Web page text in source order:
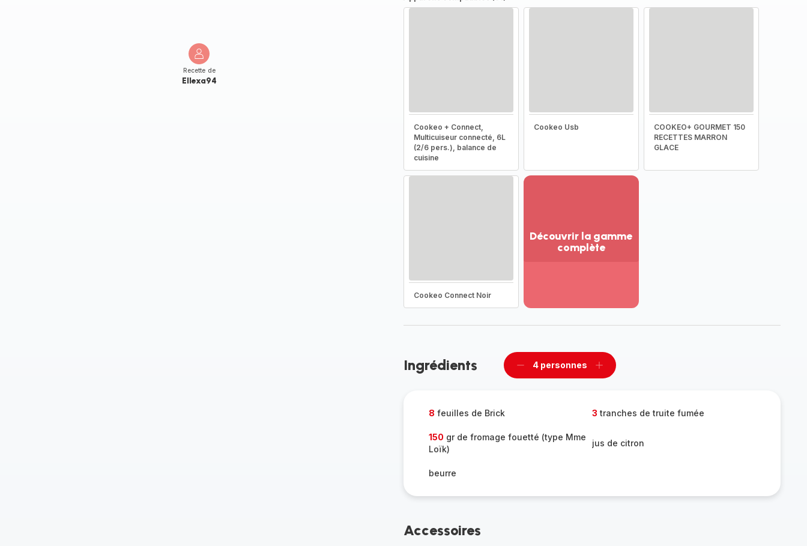
Recette de
Ellexa94
Cookeo + Connect,
Multicuiseur connecté, 6L
(2/6 pers.), balance de
cuisine
Cookeo Usb
COOKEO+ GOURMET 150
RECETTES MARRON
GLACE
Cookeo Connect Noir
Découvrir la gamme
complète
la
Ingrédients
Supprimer
4 personnes
Ajouter
8 feuilles de Brick 3 tranches de truite fumée
150 gr de fromage fouetté (type Mme
Loïk)
jus de citron
beurre
Accessoires